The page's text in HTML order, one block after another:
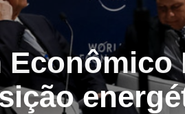
Econômico